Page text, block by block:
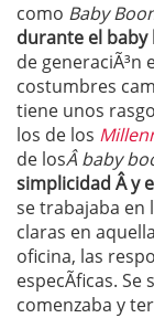
como Baby
durante el baby
de generaciÃ³n
costumbres
tiene unos
los de los
de losÂ baby
simplicidad Â y
se trabajaba en
claras en
oficina, las
especÃ­ficas. Se
comenzaba y